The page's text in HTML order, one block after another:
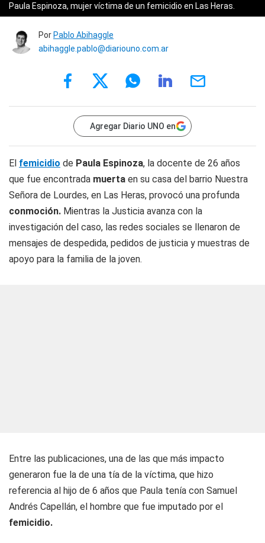
Paula Espinoza, mujer víctima de un femicidio en Las Heras.
Por Pablo Abihaggle
abihaggle.pablo@diariouno.com.ar
Agregar Diario UNO en
El femicidio de Paula Espinoza, la docente de 26 años
que fue encontrada muerta en su casa del barrio Nuestra
Señora de Lourdes, en Las Heras, provocó una profunda
conmoción. Mientras la Justicia avanza con la
investigación del caso, las redes sociales se llenaron de
mensajes de despedida, pedidos de justicia y muestras de
apoyo para la familia de la joven.
Entre las publicaciones, una de las que más impacto
generaron fue la de una tía de la víctima, que hizo
referencia al hijo de 6 años que Paula tenía con Samuel
Andrés Capellán, el hombre que fue imputado por el
femicidio.